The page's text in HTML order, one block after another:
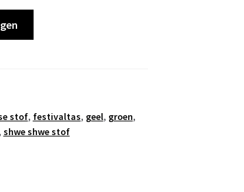
stof, festivaltas, geel, groen,
, shwe shwe stof